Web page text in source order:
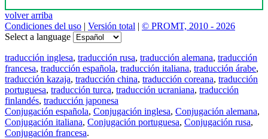
volver arriba
Condiciones del uso | Versión total | © PROMT, 2010 - 2026
Select a language
traducción inglesa, traducción rusa, traducción alemana, traducción
francesa, traducción española, traducción italiana, traducción árabe,
traducción kazaja, traducción china, traducción coreana, traducción
portuguesa, traducción turca, traducción ucraniana, traducción
finlandés, traducción japonesa
Conjugación española, Conjugación inglesa, Conjugación alemana,
Conjugación italiana, Conjugación portuguesa, Conjugación rusa,
Conjugación francesa.